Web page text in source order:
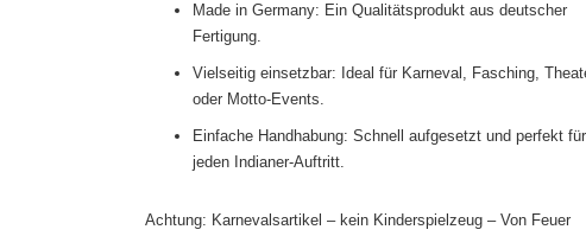
Made in Germany: Ein Qualitätsprodukt aus deutscher
Fertigung.
Vielseitig einsetzbar: Ideal für Karneval, Fasching,
oder Motto-Events.
Einfache Handhabung: Schnell aufgesetzt und perfekt für
jeden Indianer-Auftritt.
Achtung: Karnevalsartikel – kein Kinderspielzeug – Von Feuer